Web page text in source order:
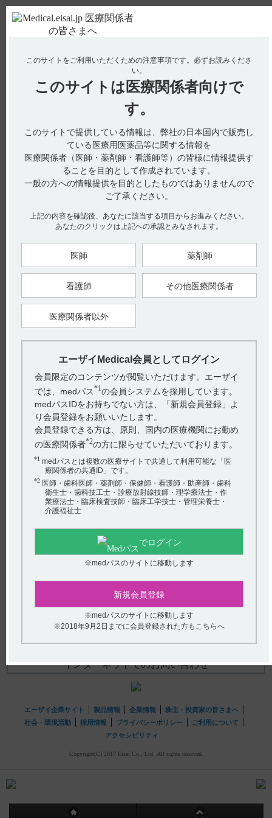
使用期限検索 Drug Information
No : 3150
【メチコバール・錠・細粒】 製品名の由来につ
いて教えてください。
【メチコバール・錠・細粒】
製品名の由来について教えてください。
インタビューフォームには、製品名の由来に関する以下の記載
があります。
■名称の由来（引用1）
有効成分であるメコバラミンより名づけた。
【引用】
1）メチコバール錠250μg・錠500μg・細粒0.1％インタビューフ
ォーム 2024年4月改訂（第7版） II．名称に関する項目 1．販売
名 (3）名称の由来
【更新年月】
2025年3月
関連するQ&A
【サイレース・注射】 用法及び用量や投与時の注意事項
について教えてください。
【テラプチク】 保管方法について教えてください。
【メチコバール・錠・細粒】 胃切除・胃全摘された患者
に投与できますか？
【メチコバール・錠・細粒】 承認条件（使用成績調査や
アンケート:ご意見をお聞かせください
(選択してください)
送信する
このサイトをご利用いただくための注意事項です。 必ずお読みくださ
い。
このサイトは 医療関係者向けで
す。
このサイトで提供している情報は、弊社の日本国内で販売し
ている医療用医薬品等に関する情報を
医療関係者（医師・薬剤師・看護師等）の皆様に情報提供す
ることを目的として作成されています。
一般の方への情報提供を目的としたものではありませんので
ご了承ください。
上記の内容を確認後、あなたに該当する項目からお進みください。
あなたのクリックは上記への承認とみなされます。
医師 薬剤師
看護師 その他医療関係者
医療関係者以外
エーザイMedical会員としてログイン
会員限定のコンテンツが閲覧いただけます。エーザイ
では、medパス*1の会員システムを採用しています。
medパスIDをお持ちでない方は、「新規会員登録」よ
り会員登録をお願いいたします。
会員登録できる方は、原則、国内の医療機関にお勤め
の医療関係者*2の方に限らせていただいております。
*1 medパスとは複数の医療サイトで共通して利用可能な「医
療関係者の共通ID」です。
*2 医師・歯科医師・薬剤師・保健師・看護師・助産師・歯科
衛生士・歯科技工士・診療放射線技師・理学療法士・作
業療法士・臨床検査技師・臨床工学技士・管理栄養士・
介護福祉士
でログイン
※medパスのサイトに移動します
新規会員登録
※medパスのサイトに移動します
※2018年9月2日までに会員登録された方もこちらへ
hhcホットライン
(平日9時〜18時 土日・祝日9時〜17時)
フリーダイヤル0120-419-497
インターネットでのお問い合わせ
エーザイ企業サイト 製品情報 企業情報
株主・投資家の皆さまへ
社会・環境活動
採用情報 プライバシーポリシー
ご利用について
アクセシビリティ
Copyright(C) 2017 Eisai Co., Ltd. All rights reserved.